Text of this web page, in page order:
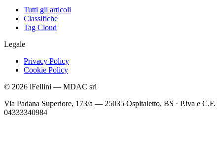
Tutti gli articoli
Classifiche
Tag Cloud
Legale
Privacy Policy
Cookie Policy
© 2026 iFellini — MDAC srl
Via Padana Superiore, 173/a — 25035 Ospitaletto, BS · P.iva e C.F.
04333340984